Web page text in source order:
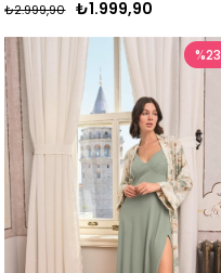
₺1.999,90
₺2.999,90
%23